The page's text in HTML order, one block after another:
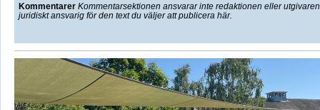
Kommentarer Kommentarsektionen ansvarar inte redaktionen eller
juridiskt ansvarig för den text du väljer att publicera här.